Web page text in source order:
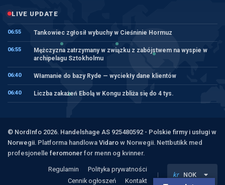
LIVE UPDATE
06:55 Tankowiec zgłosił wybuchy w Cieśninie Hormuz
06:55
Mężczyzna zatrzymany w związku z zabójstwem na wyspie w
archipelagu Sztokholmu
06:40 Włamanie do bazy Ryde — wyciekły dane klientów
06:40 Liczba zakażeń Ebolą w Kongu zbliża się do 4 tys.
© NordInfo 2026. Handelshage AS 925480592 - Polskie firmy i usługi w
Norwegii. Platforma handlowa Vidaro w Norwegii. Nettbutikk med
profesjonelle feromoner for menn og kvinner.
Regulamin
Polityka prywatności
Cennik ogłoszeń
Kontakt
kr NOK